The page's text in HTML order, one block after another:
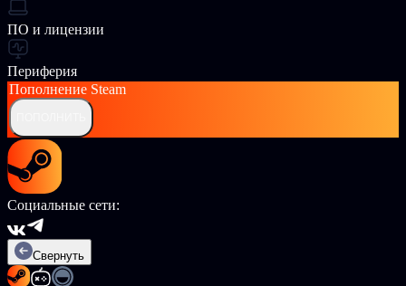
ПО и лицензии
Периферия
Пополнение Steam
Социальные сети:
Свернуть